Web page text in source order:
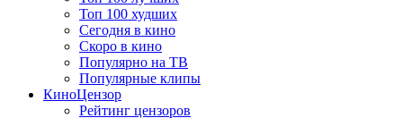
Топ 100 худших
Сегодня в кино
Скоро в кино
Популярно на ТВ
Популярные клипы
КиноЦензор
Рейтинг цензоров